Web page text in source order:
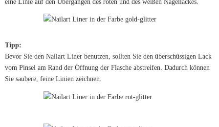
eine Linie auf den Übergängen des roten und des weißen Nagellackes.
Tipp:
Bevor Sie den Nailart Liner benutzen, sollten Sie den überschüssigen Lack
vom Pinsel am Rand der Öffnung der Flasche abstreifen. Dadurch können
Sie saubere, feine Linien zeichnen.